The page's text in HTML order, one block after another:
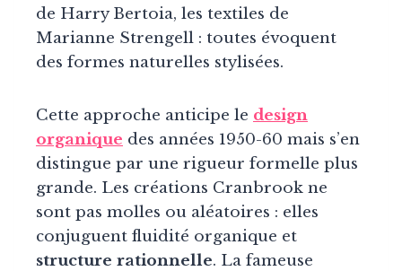
de Harry Bertoia, les textiles de
Marianne Strengell : toutes évoquent
des formes naturelles stylisées.
Cette approche anticipe le design
organique des années 1950-60 mais s’en
distingue par une rigueur formelle plus
grande. Les créations Cranbrook ne
sont pas molles ou aléatoires : elles
conjuguent fluidité organique et
structure rationnelle. La fameuse